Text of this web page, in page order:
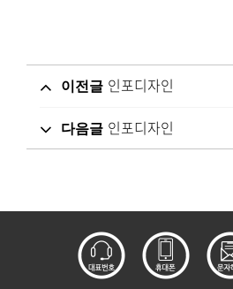
이전글 인포디자인
다음글 인포디자인